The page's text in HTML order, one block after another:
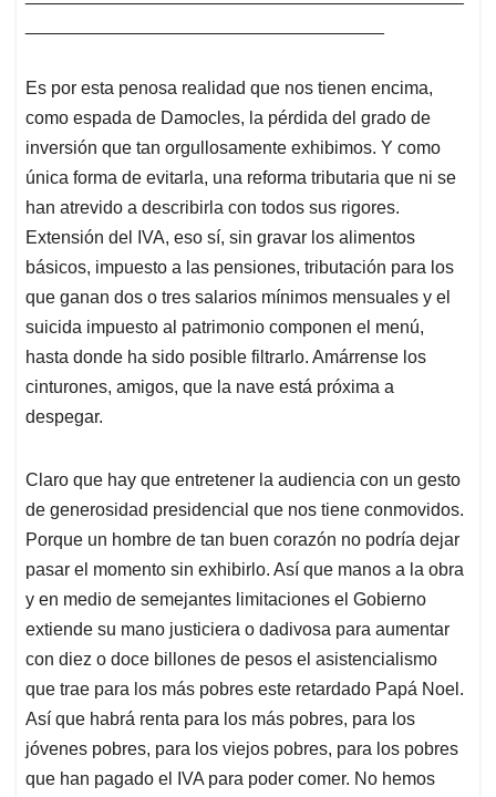
Es por esta penosa realidad que nos tienen encima,
como espada de Damocles, la pérdida del grado de
inversión que tan orgullosamente exhibimos. Y como
única forma de evitarla, una reforma tributaria que ni se
han atrevido a describirla con todos sus rigores.
Extensión del IVA, eso sí, sin gravar los alimentos
básicos, impuesto a las pensiones, tributación para los
que ganan dos o tres salarios mínimos mensuales y el
suicida impuesto al patrimonio componen el menú,
hasta donde ha sido posible filtrarlo. Amárrense los
cinturones, amigos, que la nave está próxima a
despegar.
Claro que hay que entretener la audiencia con un gesto
de generosidad presidencial que nos tiene conmovidos.
Porque un hombre de tan buen corazón no podría dejar
pasar el momento sin exhibirlo. Así que manos a la obra
y en medio de semejantes limitaciones el Gobierno
extiende su mano justiciera o dadivosa para aumentar
con diez o doce billones de pesos el asistencialismo
que trae para los más pobres este retardado Papá Noel.
Así que habrá renta para los más pobres, para los
jóvenes pobres, para los viejos pobres, para los pobres
que han pagado el IVA para poder comer. No hemos